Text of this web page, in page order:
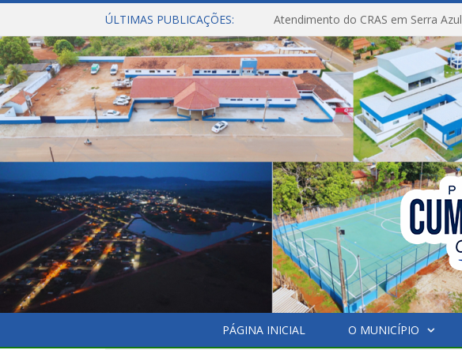
ÚLTIMAS PUBLICAÇÕES: Atendimento do CRAS em Serra Azul
PÁGINA INICIAL O MUNICÍPIO